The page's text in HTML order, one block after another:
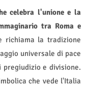
celebra l'unione e la
tra Roma e
richiama la tradizione
universale di pace
e divisione.
che vede l'Italia